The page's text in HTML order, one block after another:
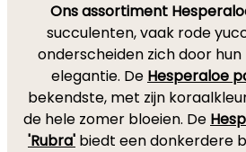
Ons assortiment
succulenten, vaak rode
onderscheiden zich door
elegantie. De Hesperaloe
bekendste, met zijn
de hele zomer bloeien. De
'Rubra' biedt een donkerdere